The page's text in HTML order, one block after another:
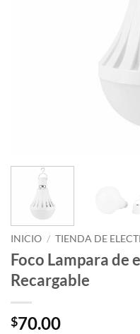
INICIO / TIENDA DE
Foco Lampara de
Recargable
$70.00